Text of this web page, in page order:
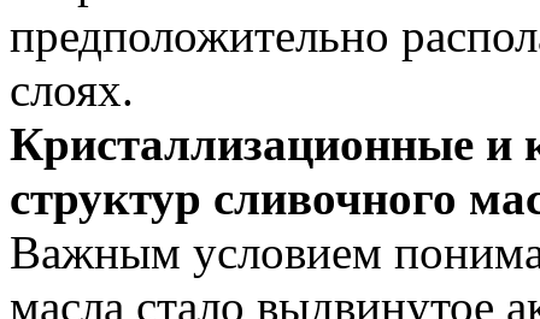
предположительно
слоях.
Кристаллизационные и
структур сливочного
Важным условием
масла стало выдвинутое